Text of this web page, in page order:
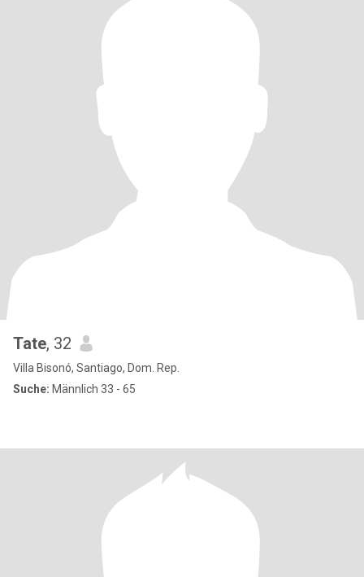
Tate, 32
Villa Bisonó, Santiago, Dom. Rep.
Suche: Männlich 33 - 65